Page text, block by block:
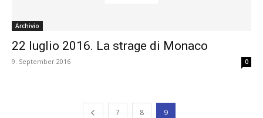
Archivio
22 luglio 2016. La strage di Monaco
9. September 2016 0
7 8 9